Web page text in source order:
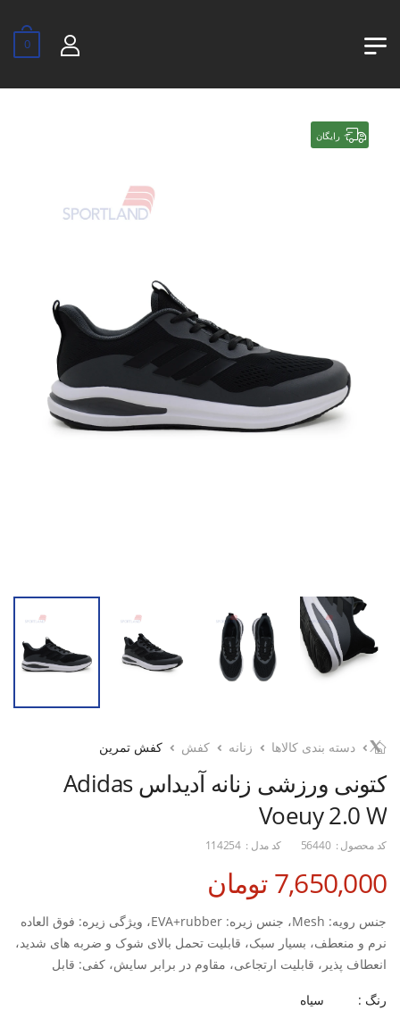
0
رایگان
دسته بندی کالاها زنانه کفش کفش تمرین
کتونی ورزشی زنانه آدیداس Adidas
Voeuy 2.0 W
کد محصول : 56440 کد مدل : 114254
7,650,000 تومان
جنس رویه: Mesh، جنس زیره: EVA+rubber، ویژگی زیره: فوق العاده
نرم و منعطف، بسیار سبک، قابلیت تحمل بالای شوک و ضربه های شدید،
انعطاف پذیر، قابلیت ارتجاعی، مقاوم در برابر سایش، کفی: قابل
روزمره
رنگ : سیاه